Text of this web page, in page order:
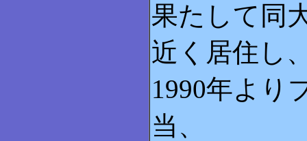
果たして同
近く居住し
1990年より
当、